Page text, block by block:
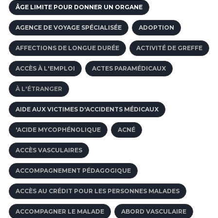
ÂGE LIMITE POUR DONNER UN ORGANE
AGENCE DE VOYAGE SPÉCIALISÉE ADOPTION
AFFECTIONS DE LONGUE DURÉE ACTIVITÉ DE GREFFE
ACCÈS À L'EMPLOI ACTES PARAMÉDICAUX
À L'ÉTRANGER
AIDE AUX VICTIMES D'ACCIDENTS MÉDICAUX
'ACIDE MYCOPHÉNOLIQUE ACNÉ
ACCÈS VASCULAIRES
ACCOMPAGNEMENT PÉDAGOGIQUE
ACCÈS AU CRÉDIT POUR LES PERSONNES MALADES
ACCOMPAGNER LE MALADE ABORD VASCULAIRE